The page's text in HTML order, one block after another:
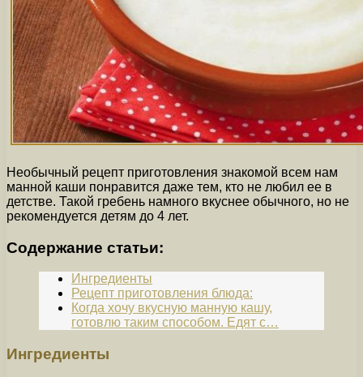
Необычный рецепт приготовления знакомой всем нам
манной каши понравится даже тем, кто не любил ее в
детстве. Такой гребень намного вкуснее обычного, но не
рекомендуется детям до 4 лет.
Содержание статьи:
Ингредиенты
Рецепт приготовления блюда:
Когда хочу вкусную манную кашу,
готовлю таким способом. Едят с…
Ингредиенты